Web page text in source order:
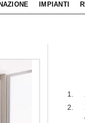
IMPIANTI